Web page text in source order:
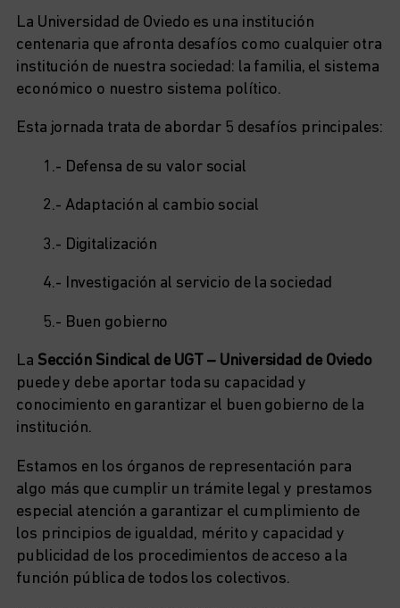
La Universidad de Oviedo es una institución
centenaria que afronta desafíos como cualquier otra
institución de nuestra sociedad: la familia, el sistema
económico o nuestro sistema político.
Esta jornada trata de abordar 5 desafíos principales:
1.- Defensa de su valor social
2.- Adaptación al cambio social
3.- Digitalización
4.- Investigación al servicio de la sociedad
5.- Buen gobierno
La Sección Sindical de UGT – Universidad de Oviedo
puede y debe aportar toda su capacidad y
conocimiento en garantizar el buen gobierno de la
institución.
Estamos en los órganos de representación para
algo más que cumplir un trámite legal y prestamos
especial atención a garantizar el cumplimiento de
los principios de igualdad, mérito y capacidad y
publicidad de los procedimientos de acceso a la
función pública de todos los colectivos.